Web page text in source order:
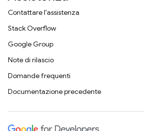
Contattare l'assistenza
Stack Overflow
Google Group
Note di rilascio
Domande frequenti
Documentazione precedente